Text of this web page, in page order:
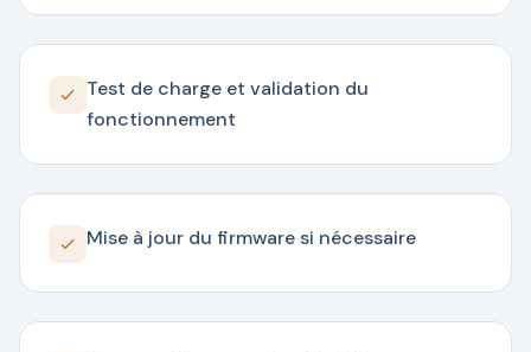
Test de charge et validation du
fonctionnement
Mise à jour du firmware si nécessaire